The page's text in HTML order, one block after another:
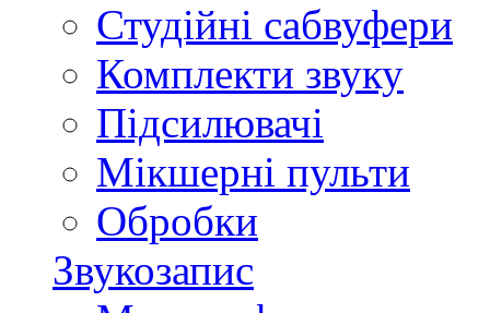
Студійні сабвуфери
Комплекти звуку
Підсилювачі
Мікшерні пульти
Обробки
Звукозапис